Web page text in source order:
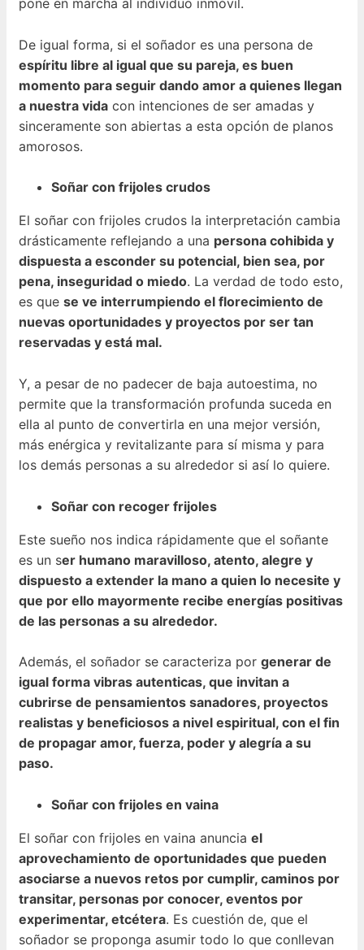
pone en marcha al individuo inmóvil.
De igual forma, si el soñador es una persona de
espíritu libre al igual que su pareja, es buen
momento para seguir dando amor a quienes llegan
a nuestra vida con intenciones de ser amadas y
sinceramente son abiertas a esta opción de planos
amorosos.
Soñar con frijoles crudos
El soñar con frijoles crudos la interpretación cambia
drásticamente reflejando a una persona cohibida y
dispuesta a esconder su potencial, bien sea, por
pena, inseguridad o miedo. La verdad de todo esto,
es que se ve interrumpiendo el florecimiento de
nuevas oportunidades y proyectos por ser tan
reservadas y está mal.
Y, a pesar de no padecer de baja autoestima, no
permite que la transformación profunda suceda en
ella al punto de convertirla en una mejor versión,
más enérgica y revitalizante para sí misma y para
los demás personas a su alrededor si así lo quiere.
Soñar con recoger frijoles
Este sueño nos indica rápidamente que el soñante
es un ser humano maravilloso, atento, alegre y
dispuesto a extender la mano a quien lo necesite y
que por ello mayormente recibe energías positivas
de las personas a su alrededor.
Además, el soñador se caracteriza por generar de
igual forma vibras autenticas, que invitan a
cubrirse de pensamientos sanadores, proyectos
realistas y beneficiosos a nivel espiritual, con el fin
de propagar amor, fuerza, poder y alegría a su
paso.
Soñar con frijoles en vaina
El soñar con frijoles en vaina anuncia el
aprovechamiento de oportunidades que pueden
asociarse a nuevos retos por cumplir, caminos por
transitar, personas por conocer, eventos por
experimentar, etcétera. Es cuestión de, que el
soñador se proponga asumir todo lo que conllevan